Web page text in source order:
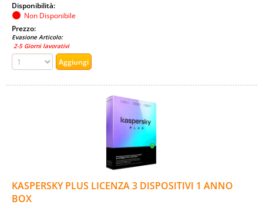
Disponibilità:
Non Disponibile
Prezzo:
Evasione Articolo:
2-5 Giorni lavorativi
KASPERSKY PLUS LICENZA 3 DISPOSITIVI 1 ANNO
BOX